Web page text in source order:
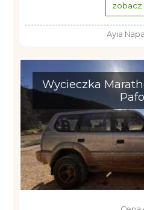
zobacz
Ayia
Wycieczka